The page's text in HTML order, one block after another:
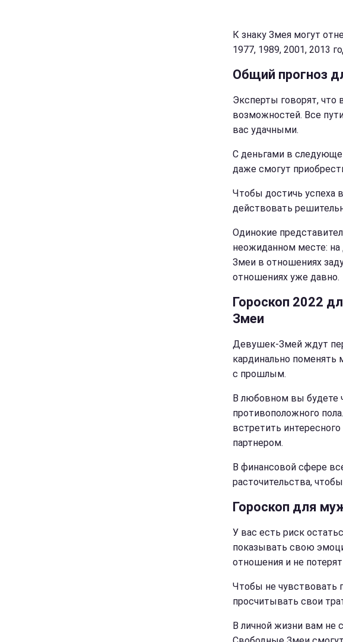
К знаку Змея могут
1977, 1989, 2001, 2013
Общий прогноз
Эксперты говорят,
возможностей. Все
вас удачными.
С деньгами в
даже смогут
Чтобы достичь успеха
действовать
Одинокие
неожиданном месте: на
Змеи в отношениях
отношениях уже давно.
Гороскоп 2022
Змеи
Девушек-Змей ждут
кардинально поменять
с прошлым.
В любовном вы будете
противоположного
встретить
партнером.
В финансовой сфере
расточительства,
Гороскоп для
У вас есть риск
показывать свою
отношения и не
Чтобы не чувствовать
просчитывать свои
В личной жизни вам не